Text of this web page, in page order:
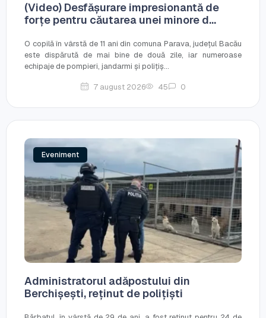
(Video) Desfășurare impresionantă de
forțe pentru căutarea unei minore d...
O copilă în vârstă de 11 ani din comuna Parava, județul Bacău
este dispărută de mai bine de două zile, iar numeroase
echipaje de pompieri, jandarmi și polițiș...
7 august 2026 45 0
Eveniment
Administratorul adăpostului din
Berchișești, reținut de polițiști